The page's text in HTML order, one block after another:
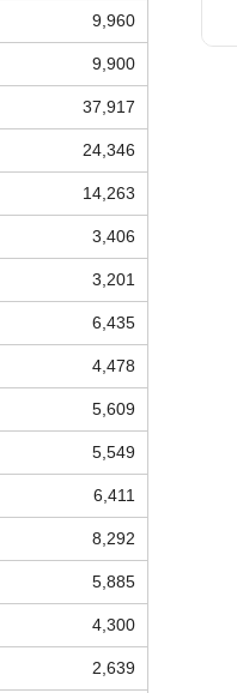
9,960
9,900
37,917
24,346
14,263
3,406
3,201
6,435
4,478
5,609
5,549
6,411
8,292
5,885
4,300
2,639